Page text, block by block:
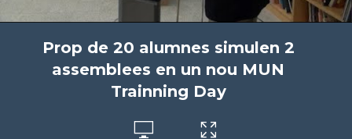
Prop de 20 alumnes simulen 2
assemblees en un nou MUN
Trainning Day